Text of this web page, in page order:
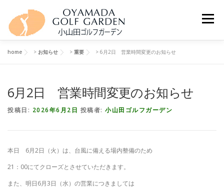
メニュー
スクール 交通アクセス 個人情報保護方針
home > お知らせ > 重要 > 6月2日 営業時間変更のお知らせ
6月2日 営業時間変更のお知らせ
投稿日: 2026年6月2日 投稿者: 小山田ゴルフガーデン
本日 6月2日（火）は、台風に備える場内整備のため
21：00にてクローズとさせていただきます。
また、明日6月3日（水）の営業につきましては